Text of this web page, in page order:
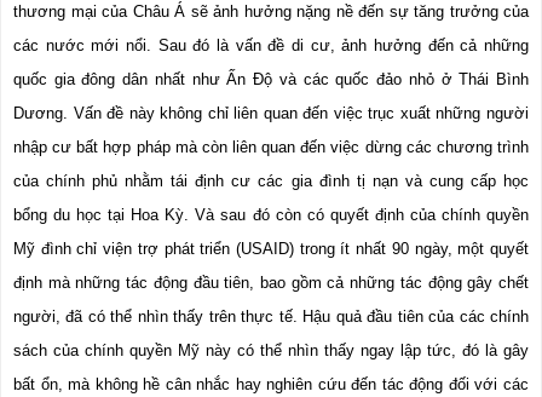
thương mại của Châu Á sẽ ảnh hưởng nặng nề đến sự tăng trưởng của
các nước mới nổi. Sau đó là vấn đề di cư, ảnh hưởng đến cả những
quốc gia đông dân nhất như Ấn Độ và các quốc đảo nhỏ ở Thái Bình
Dương. Vấn đề này không chỉ liên quan đến việc trục xuất những người
nhập cư bất hợp pháp mà còn liên quan đến việc dừng các chương trình
của chính phủ nhằm tái định cư các gia đình tị nạn và cung cấp học
bổng du học tại Hoa Kỳ. Và sau đó còn có quyết định của chính quyền
Mỹ đình chỉ viện trợ phát triển (USAID) trong ít nhất 90 ngày, một quyết
định mà những tác động đầu tiên, bao gồm cả những tác động gây chết
người, đã có thể nhìn thấy trên thực tế. Hậu quả đầu tiên của các chính
sách của chính quyền Mỹ này có thể nhìn thấy ngay lập tức, đó là gây
bất ổn, mà không hề cân nhắc hay nghiên cứu đến tác động đối với các